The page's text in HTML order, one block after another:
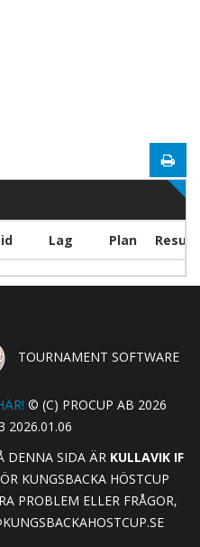
Lag Plan
TOURNAMENT SOFTWARE
© (C) PROCUP AB 2026
2026.01.06
DENNA SIDA ÄR KULLAVIK IF
KUNGSBACKA HÖSTCUP
PROBLEM ELLER FRÅGOR,